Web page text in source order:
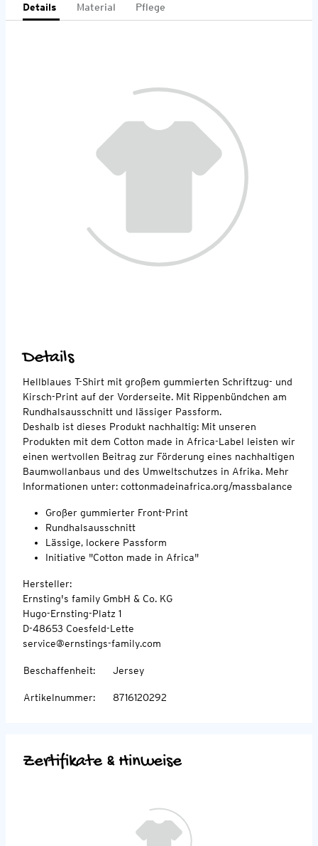
Details Material Pflege
Details
Hellblaues T-Shirt mit großem gummierten Schriftzug- und
Kirsch-Print auf der Vorderseite. Mit Rippenbündchen am
Rundhalsausschnitt und lässiger Passform.
Deshalb ist dieses Produkt nachhaltig: Mit unseren
Produkten mit dem Cotton made in Africa-Label leisten wir
einen wertvollen Beitrag zur Förderung eines nachhaltigen
Baumwollanbaus und des Umweltschutzes in Afrika. Mehr
Informationen unter: cottonmadeinafrica.org/massbalance
Großer gummierter Front-Print
Rundhalsausschnitt
Lässige, lockere Passform
Initiative "Cotton made in Africa"
Hersteller:
Ernsting's family GmbH & Co. KG
Hugo-Ernsting-Platz 1
D-48653 Coesfeld-Lette
service@ernstings-family.com
Beschaffenheit: Jersey
Artikelnummer: 8716120292
Zertifikate & Hinweise